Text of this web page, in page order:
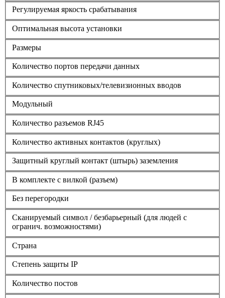
Регулируемая яркость срабатывания
Оптимальная высота установки
Размеры
Количество портов передачи данных
Количество спутниковых/телевизионных вводов
Модульный
Количество разъемов RJ45
Количество активных контактов (круглых)
Защитный круглый контакт (штырь) заземления
В комплекте с вилкой (разъем)
Без перегородки
Сканируемый символ / безбарьерный (для людей с
огранич. возможностями)
Страна
Степень защиты IP
Количество постов